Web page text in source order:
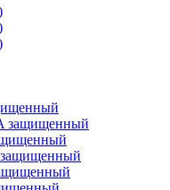
защищенный
защищенный